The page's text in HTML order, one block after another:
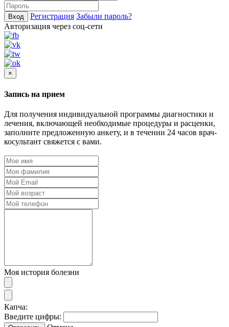
Вход Регистрация Забыли пароль?
Авторизация через соц-сети
×
Запись на прием
Для получения индивидуальной программы диагностики и
лечения, включающей необходимые процедуры и расценки,
заполните предложенную анкету, и в течении 24 часов врач-
косультант свяжется с вами.
Моя история болезни
Капча:
Введите цифры: